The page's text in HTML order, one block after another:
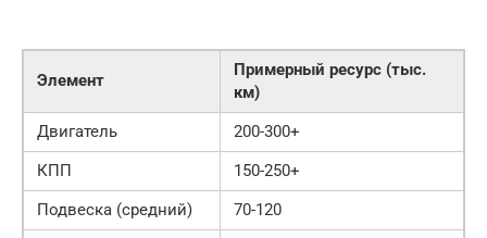
Элемент
Примерный ресурс (тыс.
км)
Двигатель
200-300+
КПП
150-250+
Подвеска (средний)
70-120